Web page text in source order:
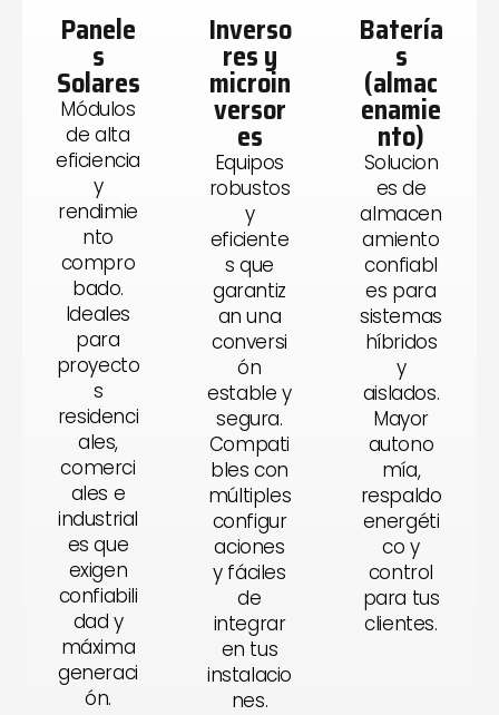
Panele
s
Solares
Módulos
de alta
eficiencia
y
rendimie
nto
compro
bado.
Ideales
para
proyecto
s
residenci
ales,
comerci
ales e
industrial
es que
exigen
confiabili
dad y
máxima
generaci
ón.
Inverso
res y
microin
versor
es
Equipos
robustos
y
eficiente
s que
garantiz
an una
conversi
ón
estable y
segura.
Compati
bles con
múltiples
configur
aciones
y fáciles
de
integrar
en tus
instalacio
nes.
Batería
s
(almac
enamie
nto)
Solucion
es de
almacen
amiento
confiabl
es para
sistemas
híbridos
y
aislados.
Mayor
autono
mía,
respaldo
energéti
co y
control
para tus
clientes.